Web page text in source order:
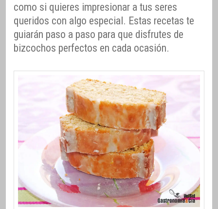
como si quieres impresionar a tus seres
queridos con algo especial. Estas recetas te
guiarán paso a paso para que disfrutes de
bizcochos perfectos en cada ocasión.